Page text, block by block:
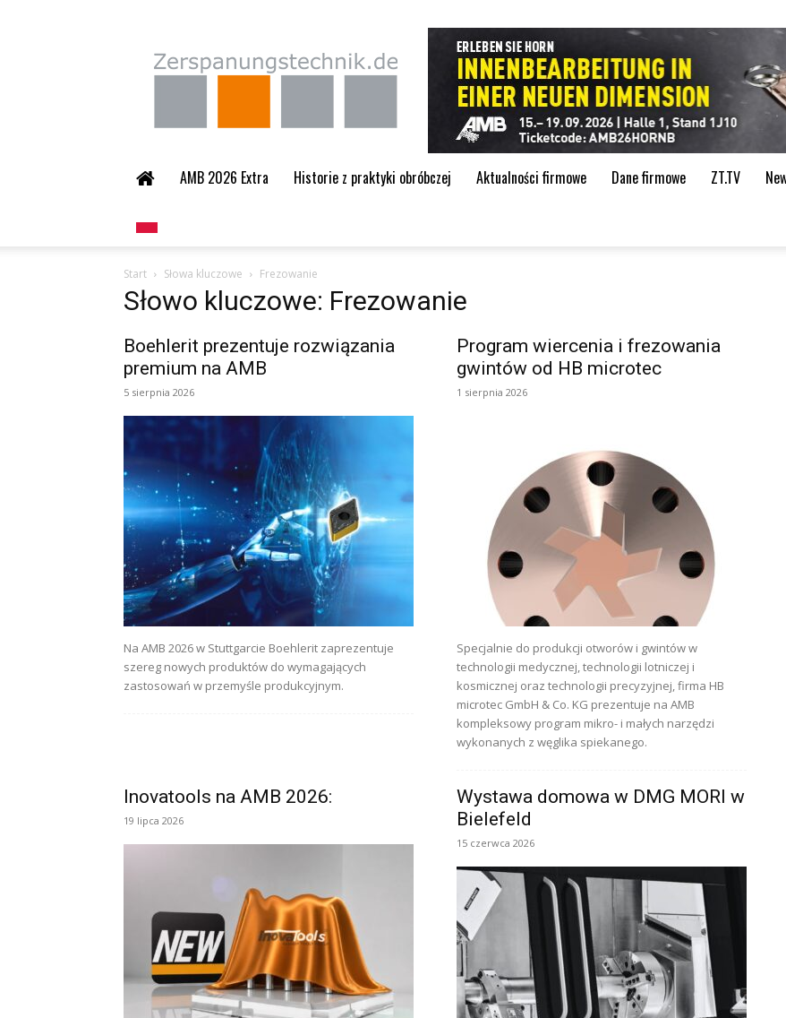
Zerspanungstechnik.de
AMB 2026 Extra Historie z praktyki obróbczej Aktualności firmowe Dane firmowe ZT.TV
Start Słowa kluczowe Frezowanie
Słowo kluczowe: Frezowanie
Boehlerit prezentuje rozwiązania
premium na AMB
5 sierpnia 2026
Na AMB 2026 w Stuttgarcie Boehlerit zaprezentuje
szereg nowych produktów do wymagających
zastosowań w przemyśle produkcyjnym.
Program wiercenia i frezowania
gwintów od HB microtec
1 sierpnia 2026
Specjalnie do produkcji otworów i gwintów w
technologii medycznej, technologii lotniczej i
kosmicznej oraz technologii precyzyjnej, firma HB
microtec GmbH & Co. KG prezentuje na AMB
kompleksowy program mikro- i małych narzędzi
wykonanych z węglika spiekanego.
Inovatools na AMB 2026:
19 lipca 2026
Wystawa domowa w DMG MORI w
Bielefeld
15 czerwca 2026